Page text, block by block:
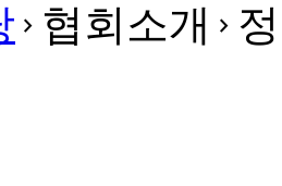
navigate_next 협회소개 navigate_next